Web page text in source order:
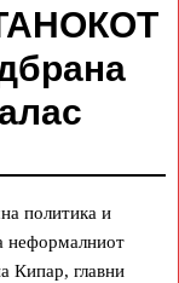
политика и
неформалниот
Кипар, главни